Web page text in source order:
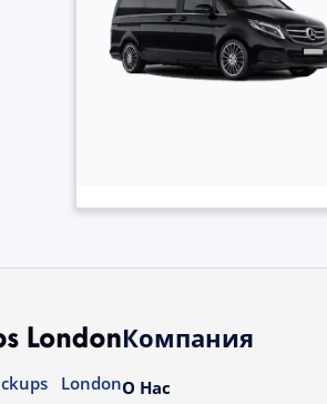
London
Компания
О Нас